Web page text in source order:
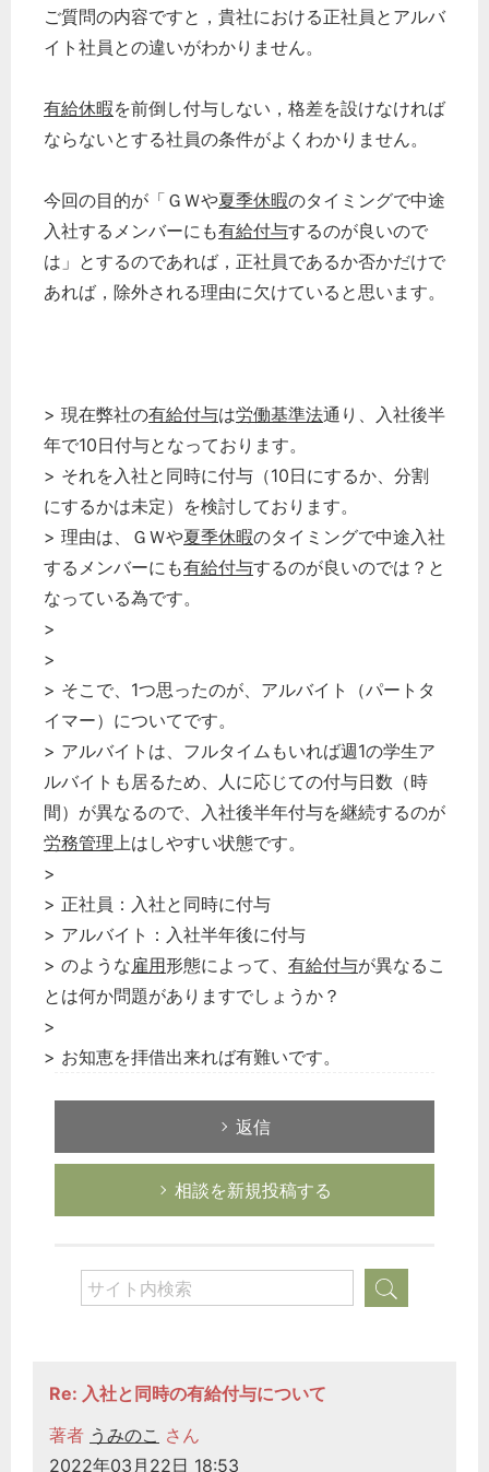
ご質問の内容ですと，貴社における正社員とアルバ
イト社員との違いがわかりません。
有給休暇を前倒し付与しない，格差を設けなければ
ならないとする社員の条件がよくわかりません。
今回の目的が「ＧＷや夏季休暇のタイミングで中途
入社するメンバーにも有給付与するのが良いので
は」とするのであれば，正社員であるか否かだけで
あれば，除外される理由に欠けていると思います。
> 現在弊社の有給付与は労働基準法通り、入社後半
年で10日付与となっております。
> それを入社と同時に付与（10日にするか、分割
にするかは未定）を検討しております。
> 理由は、ＧＷや夏季休暇のタイミングで中途入社
するメンバーにも有給付与するのが良いのでは？と
なっている為です。
>
>
> そこで、1つ思ったのが、アルバイト（パートタ
イマー）についてです。
> アルバイトは、フルタイムもいれば週1の学生ア
ルバイトも居るため、人に応じての付与日数（時
間）が異なるので、入社後半年付与を継続するのが
労務管理上はしやすい状態です。
>
> 正社員：入社と同時に付与
> アルバイト：入社半年後に付与
> のような雇用形態によって、 有給付与が異なるこ
とは何か問題がありますでしょうか？
>
> お知恵を拝借出来れば有難いです。
返信
相談を新規投稿する
Re: 入社と同時の有給付与について
著者 うみのこ さん
2022年03月22日 18:53